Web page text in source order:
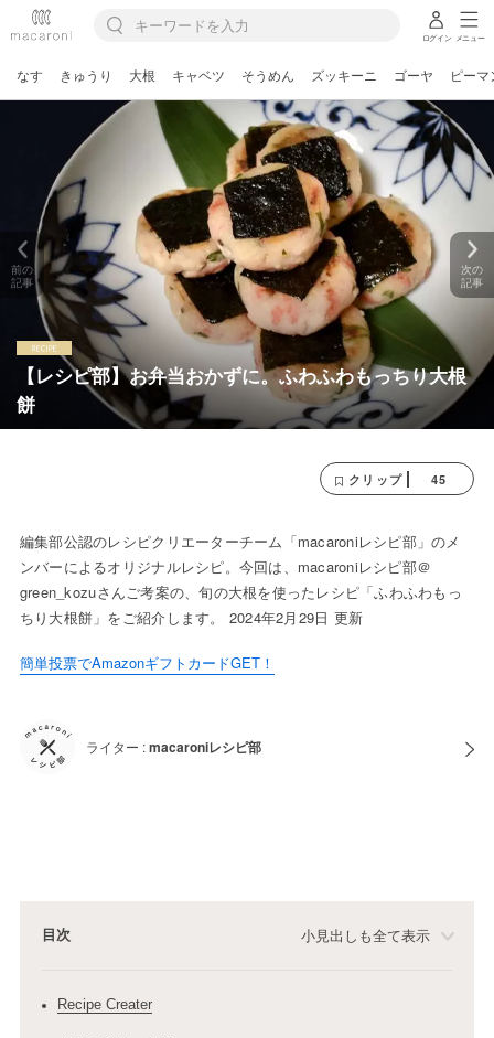
ログイン メニュー
なす きゅうり 大根 キャベツ そうめん ズッキーニ ゴーヤ ピーマ
【レシピ部】お弁当おかずに。ふわふわもっちり大根
餅
前の
記事
次の
記事
クリップ 45
編集部公認のレシピクリエーターチーム「macaroniレシピ部」のメ
ンバーによるオリジナルレシピ。今回は、macaroniレシピ部＠
green_kozuさんご考案の、旬の大根を使ったレシピ「ふわふわもっ
ちり大根餅」をご紹介します。 2024年2月29日 更新
簡単投票でAmazonギフトカードGET！
ライター :macaroniレシピ部
目次 小見出しも全て表示
Recipe Creater